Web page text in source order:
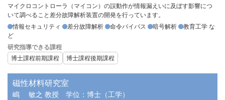
マイクロコントローラ（マイコン）の誤動作が情報漏えいに及ぼす影響につ
いて調べること差分故障解析装置の開発を行っています。
情報セキュリティ
差分故障解析 命令バイパス 暗号解析
教育工学 な
ど
研究指導できる課程
博士課程前期課程
博士課程後期課程
磁性材料研究室
嶋 敏之 教授 学位：博士（工学）